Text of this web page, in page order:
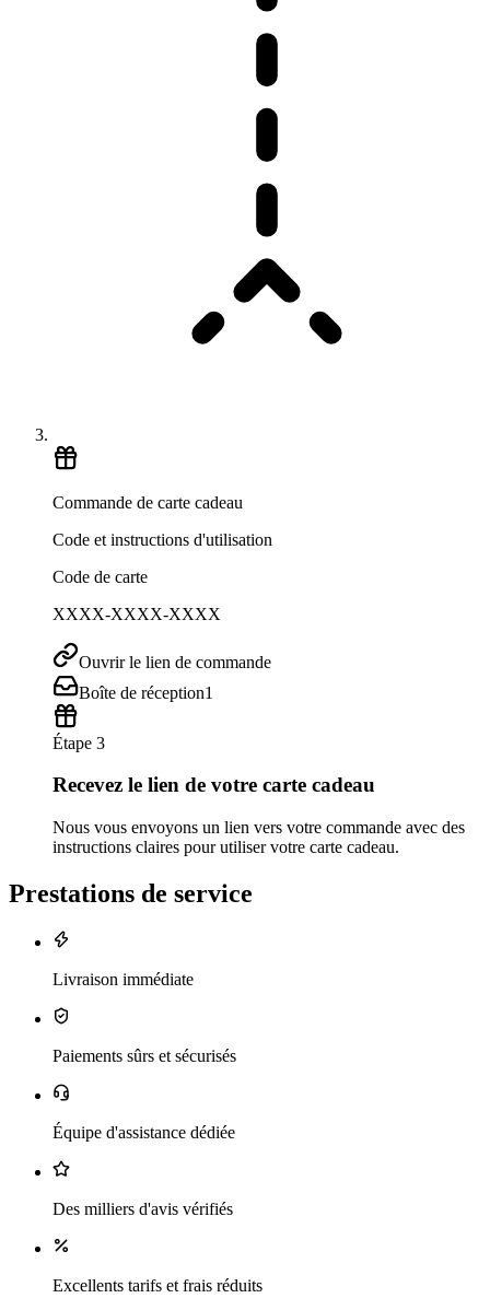
Commande de carte cadeau
Code et instructions d'utilisation
Code de carte
XXXX-XXXX-XXXX
Ouvrir le lien de commande
Boîte de réception1
Étape 3
Recevez le lien de votre carte cadeau
Nous vous envoyons un lien vers votre commande avec des
instructions claires pour utiliser votre carte cadeau.
Prestations de service
Livraison immédiate
Paiements sûrs et sécurisés
Équipe d'assistance dédiée
Des milliers d'avis vérifiés
Excellents tarifs et frais réduits